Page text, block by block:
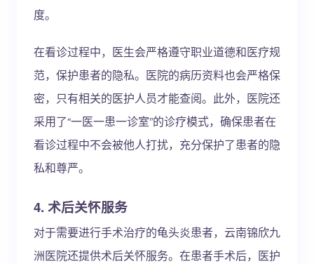
度。
在看诊过程中，医生会严格遵守职业道德和医疗规
范，保护患者的隐私。医院的病历资料也会严格保
密，只有相关的医护人员才能查阅。此外，医院还
采用了“一医一患一诊室”的诊疗模式，确保患者在
看诊过程中不会被他人打扰，充分保护了患者的隐
私和尊严。
4. 术后关怀服务
对于需要进行手术治疗的龟头炎患者，云南锦欣九
洲医院还提供术后关怀服务。在患者手术后，医护